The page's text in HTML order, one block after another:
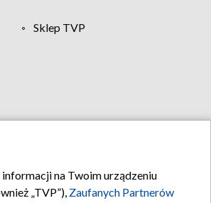
Sklep TVP
na Twoim urządzeniu
„TVP”), Zaufanych Partnerów